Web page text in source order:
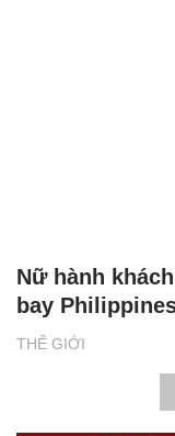
THẾ GIỚI
Nữ hành
bay